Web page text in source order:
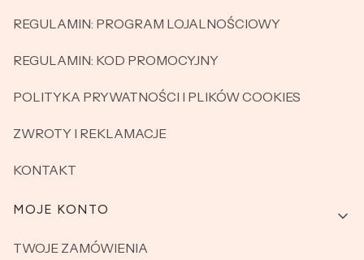
REGULAMIN: PROGRAM LOJALNOŚCIOWY
REGULAMIN: KOD PROMOCYJNY
POLITYKA PRYWATNOŚCI I PLIKÓW COOKIES
ZWROTY I REKLAMACJE
KONTAKT
MOJE KONTO
TWOJE ZAMÓWIENIA